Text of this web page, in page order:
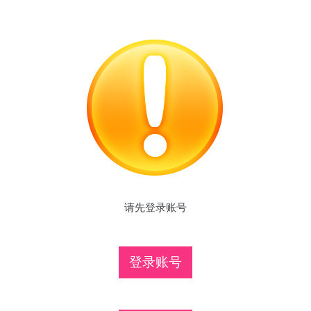
请先登录账号
登录账号